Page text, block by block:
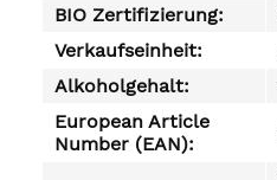
BIO Zertifizierung:
Verkaufseinheit:
Alkoholgehalt:
European Article
Number (EAN):